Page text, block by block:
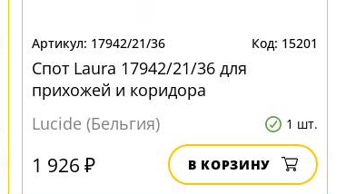
17942/21/36 15201
Спот Laura 17942/21/36 для
прихожей и коридора
Lucide (Бельгия)
1 шт.
1 926 ₽ В КОРЗИНУ